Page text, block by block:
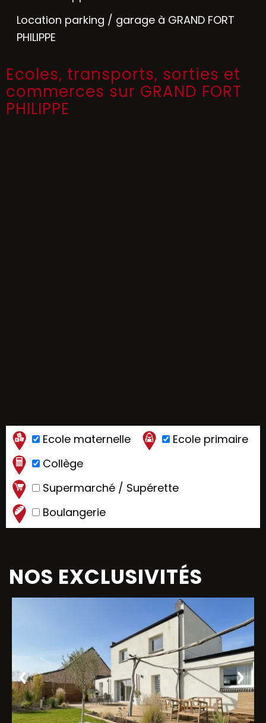
Location parking / garage à GRAND FORT
PHILIPPE
Ecoles, transports, sorties et
commerces sur GRAND FORT
PHILIPPE
Ecole maternelle
Ecole primaire
Collège
Supermarché / Supérette
Boulangerie
NOS EXCLUSIVITÉS